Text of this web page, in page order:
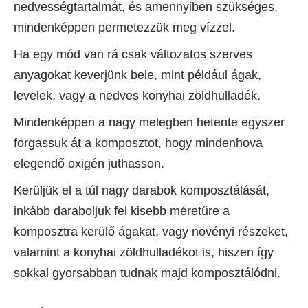
nedvességtartalmát, és amennyiben szükséges,
mindenképpen permetezzük meg vízzel.
Ha egy mód van rá csak változatos szerves
anyagokat keverjünk bele, mint például ágak,
levelek, vagy a nedves konyhai zöldhulladék.
Mindenképpen a nagy melegben hetente egyszer
forgassuk át a komposztot, hogy mindenhova
elegendő oxigén juthasson.
Kerüljük el a túl nagy darabok komposztálását,
inkább daraboljuk fel kisebb méretűre a
komposztra kerülő ágakat, vagy növényi részeket,
valamint a konyhai zöldhulladékot is, hiszen így
sokkal gyorsabban tudnak majd komposztálódni.